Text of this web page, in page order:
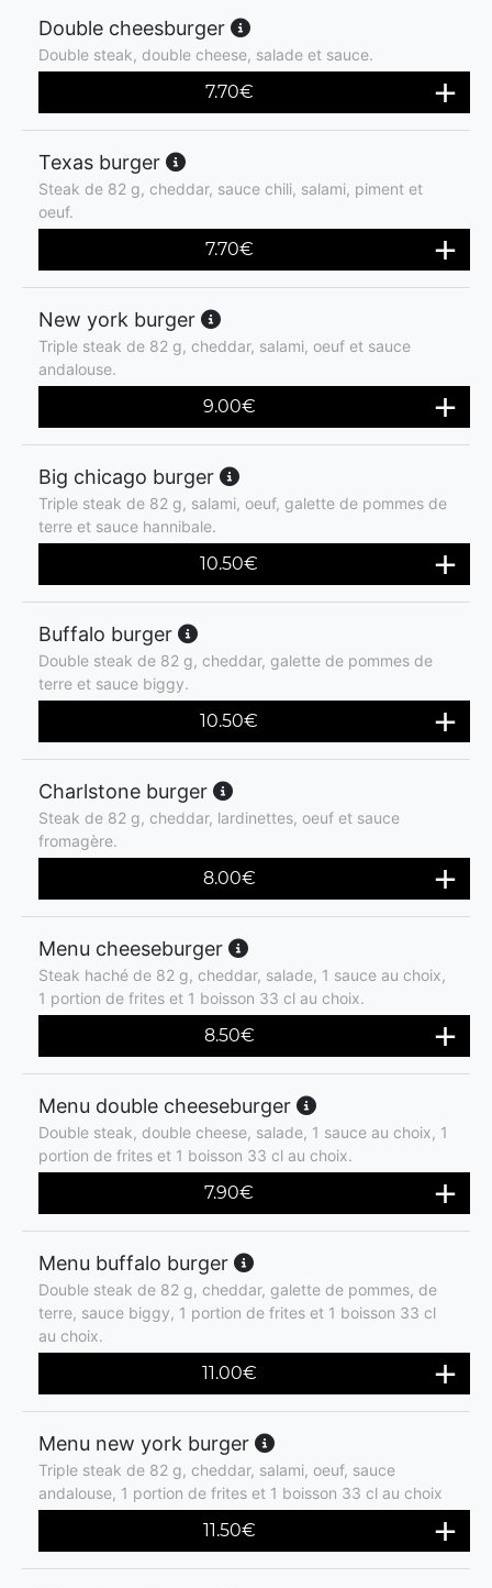
Double cheesburger
Double steak, double cheese, salade et sauce.
7.70€
Texas burger
Steak de 82 g, cheddar, sauce chili, salami, piment et
oeuf.
7.70€
New york burger
Triple steak de 82 g, cheddar, salami, oeuf et sauce
andalouse.
9.00€
Big chicago burger
Triple steak de 82 g, salami, oeuf, galette de pommes de
terre et sauce hannibale.
10.50€
Buffalo burger
Double steak de 82 g, cheddar, galette de pommes de
terre et sauce biggy.
10.50€
Charlstone burger
Steak de 82 g, cheddar, lardinettes, oeuf et sauce
fromagère.
8.00€
Menu cheeseburger
Steak haché de 82 g, cheddar, salade, 1 sauce au choix,
1 portion de frites et 1 boisson 33 cl au choix.
8.50€
Menu double cheeseburger
Double steak, double cheese, salade, 1 sauce au choix, 1
portion de frites et 1 boisson 33 cl au choix.
7.90€
Menu buffalo burger
Double steak de 82 g, cheddar, galette de pommes, de
terre, sauce biggy, 1 portion de frites et 1 boisson 33 cl
au choix.
11.00€
Menu new york burger
Triple steak de 82 g, cheddar, salami, oeuf, sauce
andalouse, 1 portion de frites et 1 boisson 33 cl au choix
11.50€